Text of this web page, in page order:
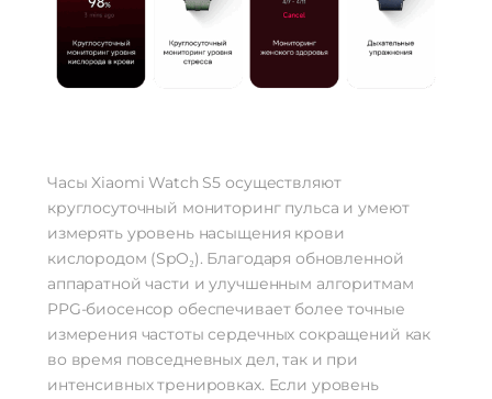
Часы Xiaomi Watch S5 осуществляют
круглосуточный мониторинг пульса и умеют
измерять уровень насыщения крови
кислородом (SpO₂). Благодаря обновленной
аппаратной части и улучшенным алгоритмам
PPG-биосенсор обеспечивает более точные
измерения частоты сердечных сокращений как
во время повседневных дел, так и при
интенсивных тренировках. Если уровень